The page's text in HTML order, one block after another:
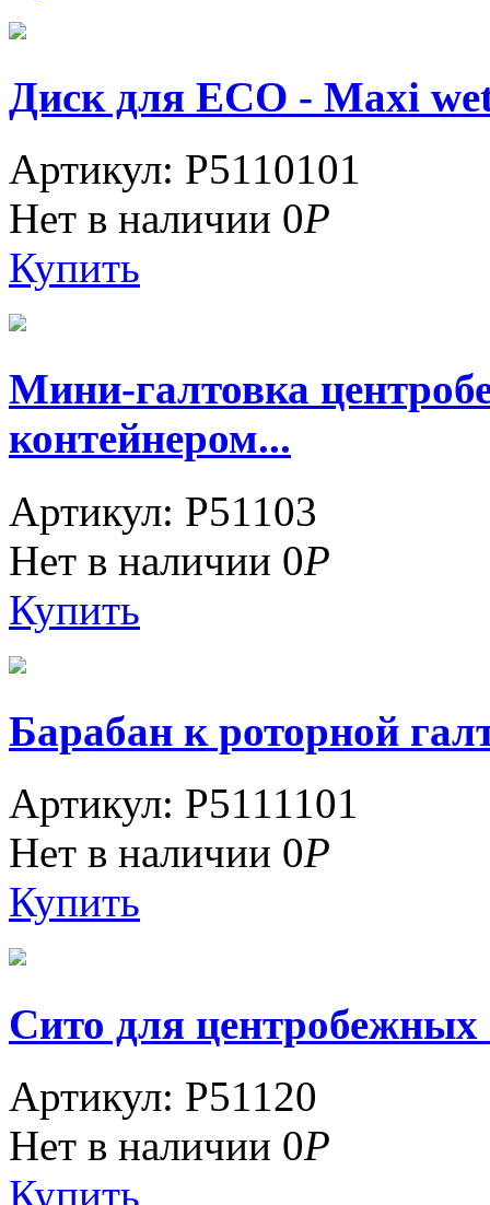
Диск для ECO - Maxi
Артикул: P5110101
Нет в наличии 0Р
Купить
Мини-галтовка
контейнером...
Артикул: P51103
Нет в наличии 0Р
Купить
Барабан к роторной
Артикул: P5111101
Нет в наличии 0Р
Купить
Сито для
Артикул: P51120
Нет в наличии 0Р
Купить